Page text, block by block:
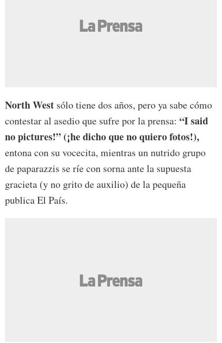
North West sólo tiene dos años, pero ya sabe cómo
contestar al asedio que sufre por la prensa: “I said
no pictures!” (¡he dicho que no quiero fotos!),
entona con su vocecita, mientras un nutrido grupo
de paparazzis se ríe con sorna ante la supuesta
gracieta (y no grito de auxilio) de la pequeña
publica El País.